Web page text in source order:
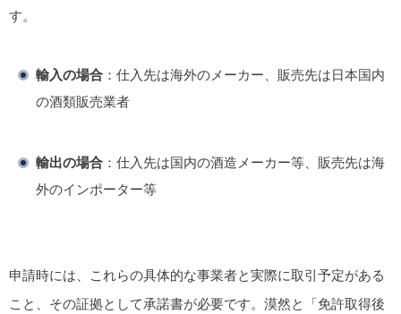
す。
輸入の場合 ：仕入先は海外のメーカー、販売先は日本国内
の酒類販売業者
輸出の場合 ：仕入先は国内の酒造メーカー等、販売先は海
外のインポーター等
申請時には、これらの具体的な事業者と実際に取引予定がある
こと、その証拠として承諾書が必要です。漠然と「免許取得後